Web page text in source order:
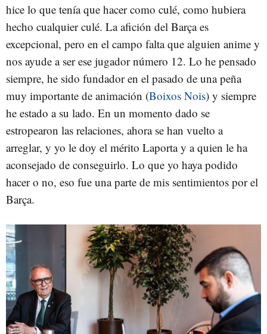
hice lo que tenía que hacer como culé, como hubiera
hecho cualquier culé. La afición del Barça es
excepcional, pero en el campo falta que alguien anime y
nos ayude a ser ese jugador número 12. Lo he pensado
siempre, he sido fundador en el pasado de una peña
muy importante de animación (Boixos Nois) y siempre
he estado a su lado. En un momento dado se
estropearon las relaciones, ahora se han vuelto a
arreglar, y yo le doy el mérito Laporta y a quien le ha
aconsejado de conseguirlo. Lo que yo haya podido
hacer o no, eso fue una parte de mis sentimientos por el
Barça.